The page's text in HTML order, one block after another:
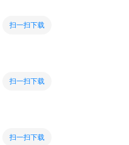
扫一扫下载
扫一扫下载
扫一扫下载